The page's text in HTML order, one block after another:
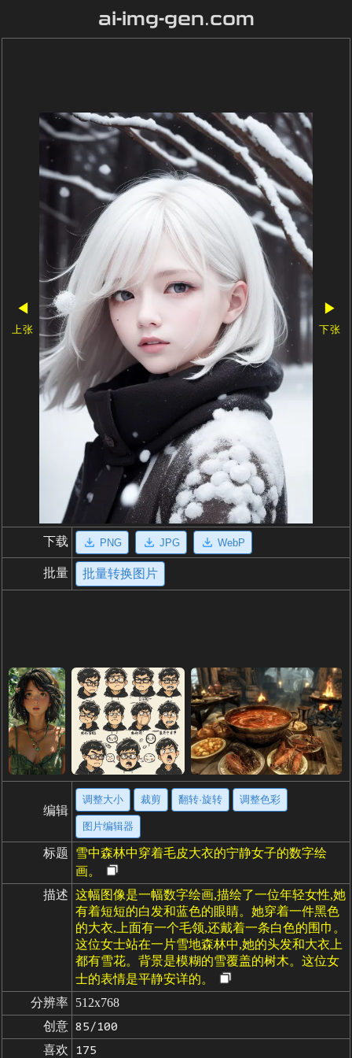
ai-img-gen.com
◀
上张
▶
下张
下载 PNG JPG WebP
批量 批量转换图片
编辑
调整大小 裁剪 翻转·旋转 调整色彩
图片编辑器
标题
雪中森林中穿着毛皮大衣的宁静女子的数字绘
画。
描述 这幅图像是一幅数字绘画,描绘了一位年轻女性,她
有着短短的白发和蓝色的眼睛。她穿着一件黑色
的大衣,上面有一个毛领,还戴着一条白色的围巾。
这位女士站在一片雪地森林中,她的头发和大衣上
都有雪花。背景是模糊的雪覆盖的树木。这位女
士的表情是平静安详的。
分辨率 512x768
创意 85/100
喜欢 175